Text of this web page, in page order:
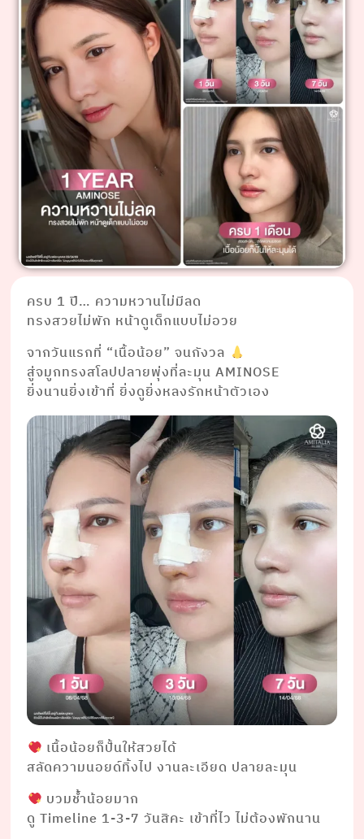
ครบ 1 ปี… ความหวานไม่มีลด
ทรงสวยไม่พัก หน้าดูเด็กแบบไม่อวย
จากวันแรกที่ “เนื้อน้อย” จนกังวล
สู่จมูกทรงสโลปปลายพุ่งที่ละมุน AMINOSE
ยิ่งนานยิ่งเข้าที่ ยิ่งดูยิ่งหลงรักหน้าตัวเอง
เนื้อน้อยก็ปั้นให้สวยได้
สลัดความนอยด์ทิ้งไป งานละเอียด ปลายละมุน
บวมช้ำน้อยมาก
ดู Timeline 1-3-7 วันสิคะ เข้าที่ไว ไม่ต้องพักนาน